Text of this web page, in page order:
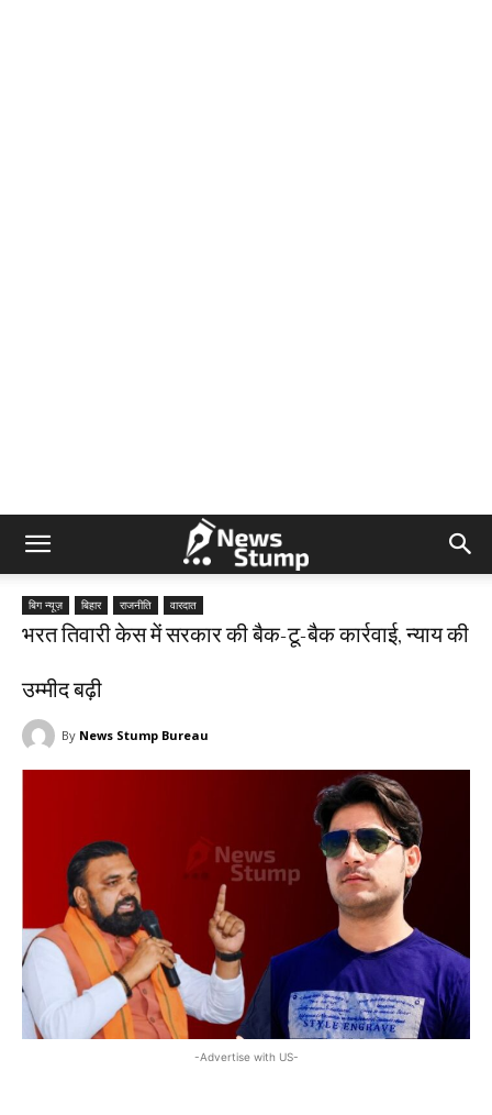
बिग न्यूज़ बिहार राजनीति वारदात
भरत तिवारी केस में सरकार की बैक-टू-बैक कार्रवाई, न्याय की
उम्मीद बढ़ी
By News Stump Bureau
-Advertise with US-